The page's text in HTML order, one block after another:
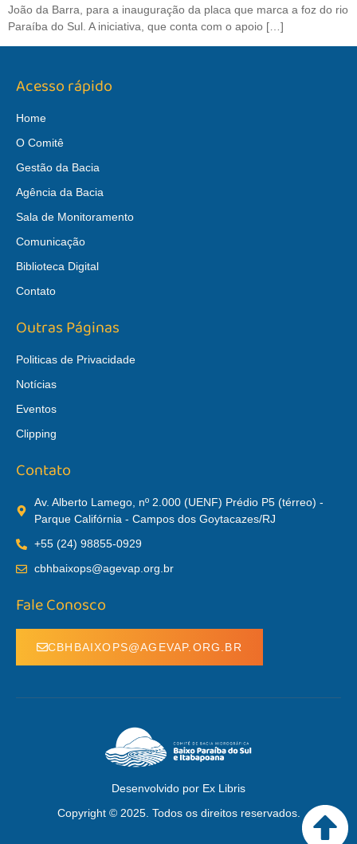
João da Barra, para a inauguração da placa que marca a foz do rio
Paraíba do Sul. A iniciativa, que conta com o apoio […]
Acesso rápido
Home
O Comitê
Gestão da Bacia
Agência da Bacia
Sala de Monitoramento
Comunicação
Biblioteca Digital
Contato
Outras Páginas
Politicas de Privacidade
Notícias
Eventos
Clipping
Contato
Av. Alberto Lamego, nº 2.000 (UENF) Prédio P5 (térreo) -
Parque Califórnia - Campos dos Goytacazes/RJ
+55 (24) 98855-0929
cbhbaixops@agevap.org.br
Fale Conosco
CBHBAIXOPS@AGEVAP.ORG.BR
Desenvolvido por Ex Libris
Copyright © 2025. Todos os direitos reservados.